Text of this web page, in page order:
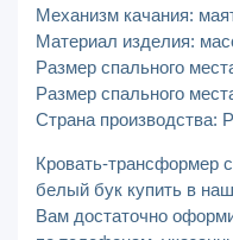
Механизм качания:
Материал изделия:
Размер спального
Размер спального
Страна производства:
Кровать-трансформер
белый бук купить в
Вам достаточно